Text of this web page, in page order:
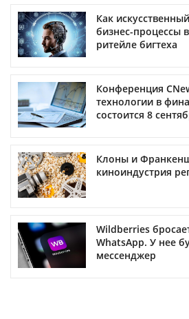
Как
бизнес-процессы
ритейле бигтеха
Конференция
технологии в
состоится 8
Клоны и
киноиндустрия
Wildberries
WhatsApp. У нее
мессенджер